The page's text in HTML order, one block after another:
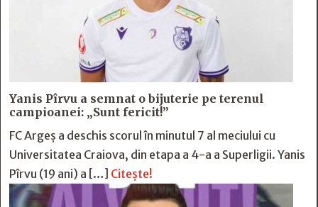
Yanis Pîrvu a semnat o bijuterie pe terenul
campioanei: „Sunt fericit!”
FC Argeș a deschis scorul în minutul 7 al meciului cu
Universitatea Craiova, din etapa a 4-a a Superligii. Yanis
Pîrvu (19 ani) a […] Citește!